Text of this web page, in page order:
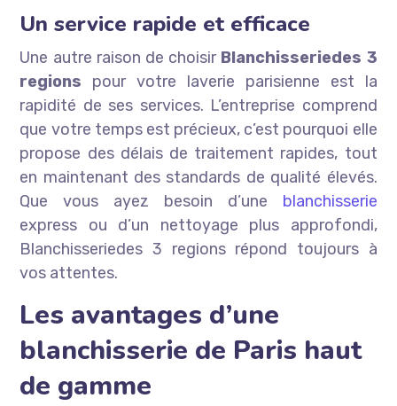
Un service rapide et efficace
Une autre raison de choisir Blanchisseriedes 3
regions pour votre laverie parisienne est la
rapidité de ses services. L’entreprise comprend
que votre temps est précieux, c’est pourquoi elle
propose des délais de traitement rapides, tout
en maintenant des standards de qualité élevés.
Que vous ayez besoin d’une blanchisserie
express ou d’un nettoyage plus approfondi,
Blanchisseriedes 3 regions répond toujours à
vos attentes.
Les avantages d’une
blanchisserie de Paris haut
de gamme